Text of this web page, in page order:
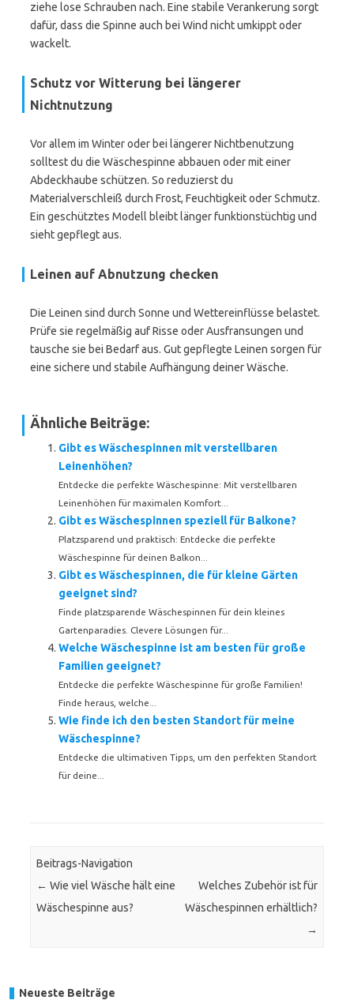
ziehe lose Schrauben nach. Eine stabile Verankerung sorgt
dafür, dass die Spinne auch bei Wind nicht umkippt oder
wackelt.
Schutz vor Witterung bei längerer
Nichtnutzung
Vor allem im Winter oder bei längerer Nichtbenutzung
solltest du die Wäschespinne abbauen oder mit einer
Abdeckhaube schützen. So reduzierst du
Materialverschleiß durch Frost, Feuchtigkeit oder Schmutz.
Ein geschütztes Modell bleibt länger funktionstüchtig und
sieht gepflegt aus.
Leinen auf Abnutzung checken
Die Leinen sind durch Sonne und Wettereinflüsse belastet.
Prüfe sie regelmäßig auf Risse oder Ausfransungen und
tausche sie bei Bedarf aus. Gut gepflegte Leinen sorgen für
eine sichere und stabile Aufhängung deiner Wäsche.
Ähnliche Beiträge:
Gibt es Wäschespinnen mit verstellbaren
Leinenhöhen?
Entdecke die perfekte Wäschespinne: Mit verstellbaren
Leinenhöhen für maximalen Komfort...
Gibt es Wäschespinnen speziell für Balkone?
Platzsparend und praktisch: Entdecke die perfekte
Wäschespinne für deinen Balkon...
Gibt es Wäschespinnen, die für kleine Gärten
geeignet sind?
Finde platzsparende Wäschespinnen für dein kleines
Gartenparadies. Clevere Lösungen für...
Welche Wäschespinne ist am besten für große
Familien geeignet?
Entdecke die perfekte Wäschespinne für große Familien!
Finde heraus, welche...
Wie finde ich den besten Standort für meine
Wäschespinne?
Entdecke die ultimativen Tipps, um den perfekten Standort
für deine...
Beitrags-Navigation
← Wie viel Wäsche hält eine
Wäschespinne aus?
Welches Zubehör ist für
Wäschespinnen erhältlich?
→
Neueste Beiträge